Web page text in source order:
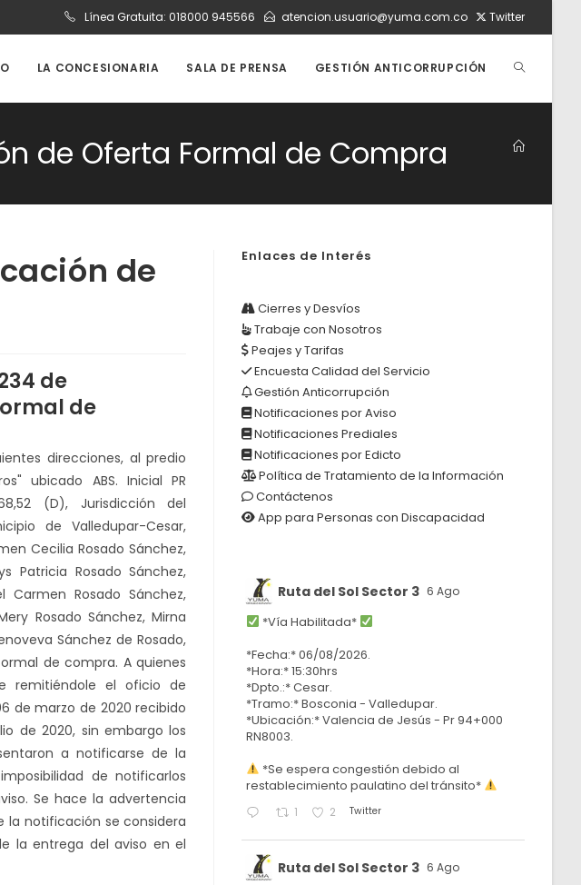
Línea Gratuita: 018000 945566 atencion.usuario@yuma.com.co Twitter
LA CONCESIONARIA SALA DE PRENSA GESTIÓN ANTICORRUPCIÓN ALTERNAR
BÚSQUEDA
DE
de Oferta Formal de Compra
de
de
de
direcciones, al predio
ubicado ABS. Inicial PR
(D), Jurisdicción del
de Valledupar-Cesar,
Cecilia Rosado Sánchez,
Patricia Rosado Sánchez,
Carmen Rosado Sánchez,
Rosado Sánchez, Mirna
Sánchez de Rosado,
de compra. A quienes
remitiéndole el oficio de
de marzo de 2020 recibido
de 2020, sin embargo los
a notificarse de la
de notificarlos
Se hace la advertencia
la notificación se considera
la entrega del aviso en el
Enlaces de Interés
Cierres y Desvíos
Trabaje con Nosotros
Peajes y Tarifas
Encuesta Calidad del Servicio
Gestión Anticorrupción
Notificaciones por Aviso
Notificaciones Prediales
Notificaciones por Edicto
Política de Tratamiento de la Información
Contáctenos
App para Personas con Discapacidad
Ruta del Sol Sector 3 6 Ago
*Vía Habilitada*
*Fecha:* 06/08/2026.
*Hora:* 15:30hrs
*Dpto.:* Cesar.
*Tramo:* Bosconia - Valledupar.
*Ubicación:* Valencia de Jesús - Pr 94+000
RN8003.
*Se espera congestión debido al
restablecimiento paulatino del tránsito*
1 2 Twitter
Ruta del Sol Sector 3 6 Ago